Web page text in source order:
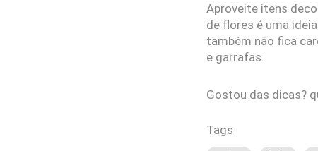
Aproveite itens
de flores é uma
também não fica
e garrafas.
Gostou das dicas?
Tags